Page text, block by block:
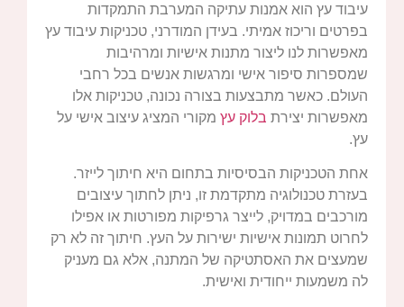
עיבוד עץ הוא אמנות עתיקה המערבת התמקדות
בפרטים וריכוז אמיתי. בעידן המודרני, טכניקות עיבוד עץ
מאפשרות לנו ליצור מתנות אישיות ומרהיבות
שמספרות סיפור אישי ומרגשות אנשים בכל רחבי
העולם. כאשר מתבצעות בצורה נכונה, טכניקות אלו
מאפשרות יצירת בלוק עץ מקורי המציג עיצוב אישי על
עץ.
אחת הטכניקות הבסיסיות בתחום היא חיתוך לייזר.
בעזרת טכנולוגיה מתקדמת זו, ניתן לחתוך עיצובים
מורכבים במדויק, לייצר גרפיקות מפורטות או אפילו
לחרוט תמונות אישיות ישירות על העץ. חיתוך זה לא רק
שמעצים את האסתטיקה של המתנה, אלא גם מעניק
לה משמעות ייחודית ואישית.